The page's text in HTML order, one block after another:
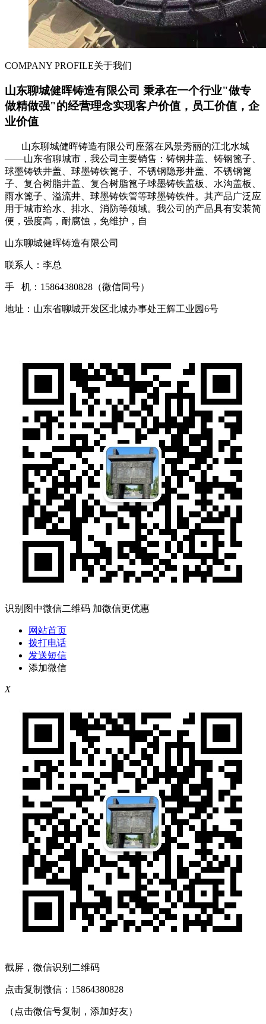
COMPANY PROFILE关于我们
山东聊城健晖铸造有限公司 秉承在一个行业"做专
做精做强"的经营理念实现客户价值，员工价值，企
业价值
山东聊城健晖铸造有限公司座落在风景秀丽的江北水城
——山东省聊城市，我公司主要销售：铸钢井盖、铸钢篦子、
球墨铸铁井盖、球墨铸铁篦子、不锈钢隐形井盖、不锈钢篦
子、复合树脂井盖、复合树脂篦子球墨铸铁盖板、水沟盖板、
雨水篦子、溢流井、球墨铸铁管等球墨铸铁件。其产品广泛应
用于城市给水、排水、消防等领域。我公司的产品具有安装简
便，强度高，耐腐蚀，免维护，自
山东聊城健晖铸造有限公司
联系人：李总
手 机：15864380828（微信同号）
地址：山东省聊城开发区北城办事处王辉工业园6号
识别图中微信二维码 加微信更优惠
网站首页
拨打电话
发送短信
添加微信
X
截屏，微信识别二维码
点击复制微信：15864380828
（点击微信号复制，添加好友）